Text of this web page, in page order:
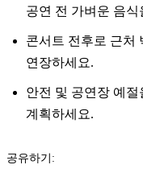
공연 전 가벼운 음식
콘서트 전후로 근처
연장하세요.
안전 및 공연장 예
계획하세요.
공유하기: